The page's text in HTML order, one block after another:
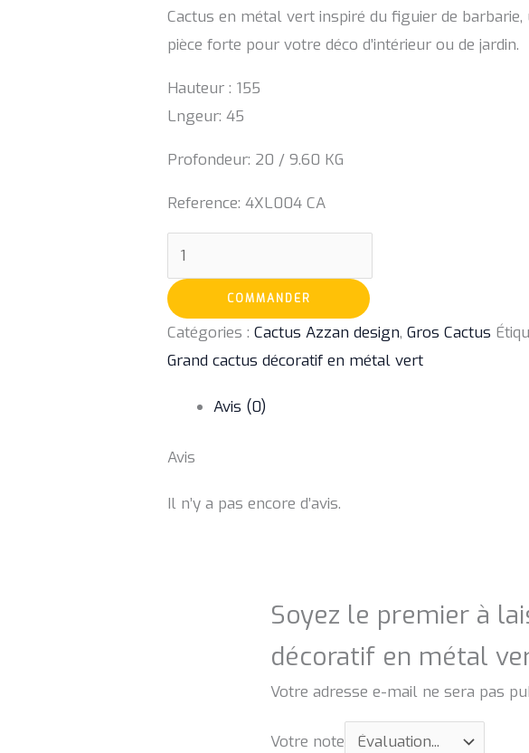
Cactus en métal vert inspiré du figuier de barbarie,
pièce forte pour votre déco d’intérieur ou de jardin.
Hauteur : 155
Lngeur: 45
Profondeur: 20 / 9.60 KG
Reference: 4XL004 CA
COMMANDER
Catégories :Cactus Azzan design,Gros Cactus
Grand cactus décoratif en métal vert
Avis (0)
Avis
Il n’y a pas encore d’avis.
Soyez le premier à
décoratif en métal
Votre adresse e-mail ne sera pas
Votre note